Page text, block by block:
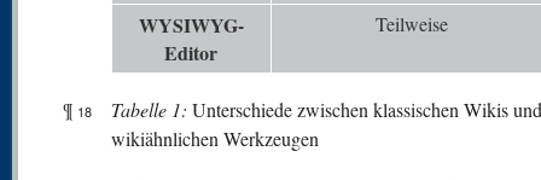
WYSIWYG-
Editor
Teilweise
¶ 18 Tabelle 1: Unterschiede zwischen klassischen Wikis und
wikiähnlichen Werkzeugen